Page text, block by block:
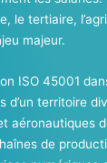
le tertiaire,
majeur.
ISO 45001
d’un territoire
aéronautiques
de